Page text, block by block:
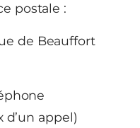
postale :
de Beauffort
d’un appel)